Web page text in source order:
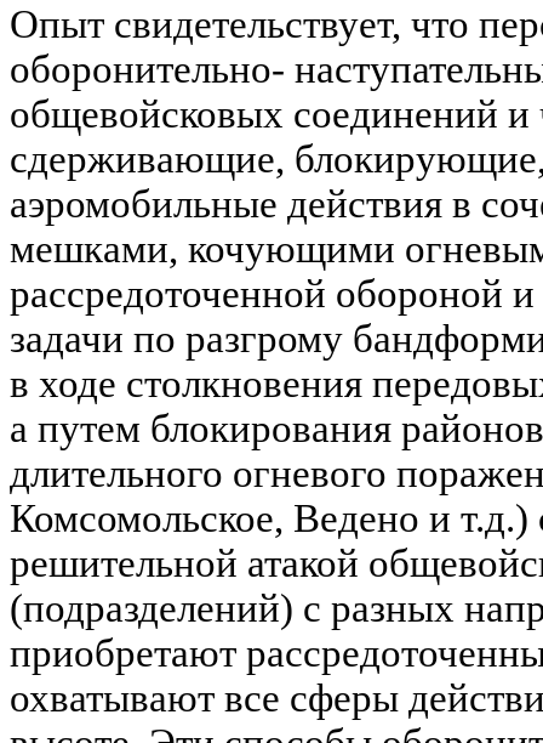
Опыт свидетельствует, что
оборонительно-
общевойсковых соединений и
сдерживающие,
аэромобильные действия в
мешками, кочующими
рассредоточенной обороной
задачи по разгрому
в ходе столкновения
а путем блокирования
длительного огневого
Комсомольское, Ведено и
решительной атакой
(подразделений) с разных
приобретают
охватывают все сферы